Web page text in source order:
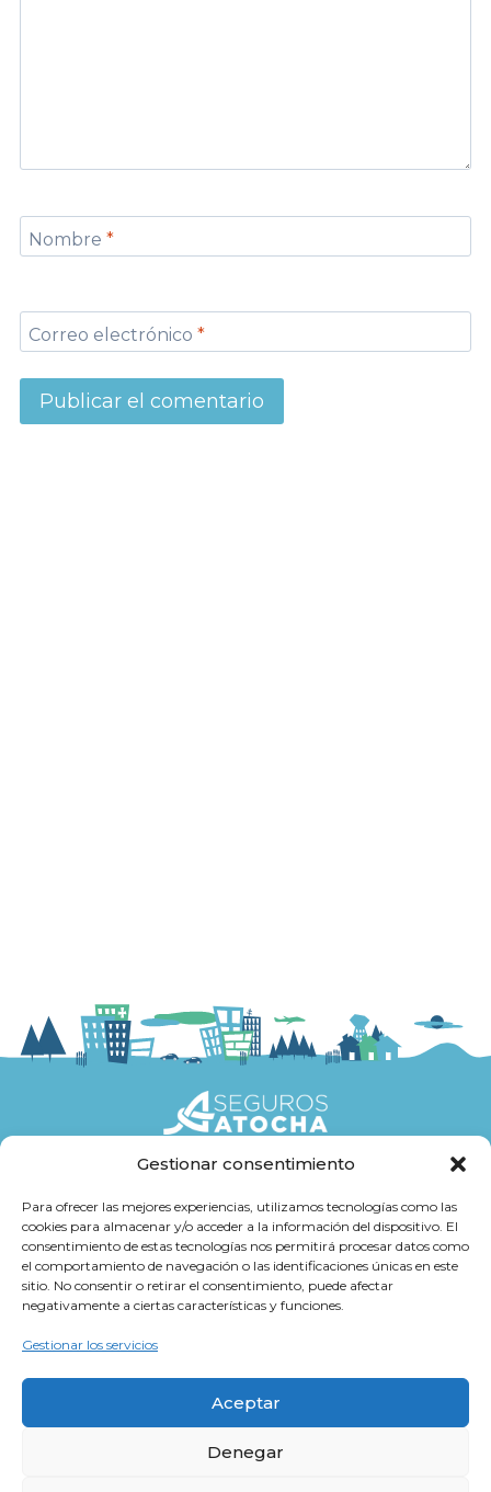
Gestionar consentimiento
Para ofrecer las mejores experiencias, utilizamos tecnologías como las
cookies para almacenar y/o acceder a la información del dispositivo. El
consentimiento de estas tecnologías nos permitirá procesar datos como
el comportamiento de navegación o las identificaciones únicas en este
sitio. No consentir o retirar el consentimiento, puede afectar
negativamente a ciertas características y funciones.
Gestionar los servicios
Aceptar
Denegar
Nombre *
Correo electrónico *
Atención al cliente
Trabaja con Nosotros
Aviso legal y Política de Privacidad